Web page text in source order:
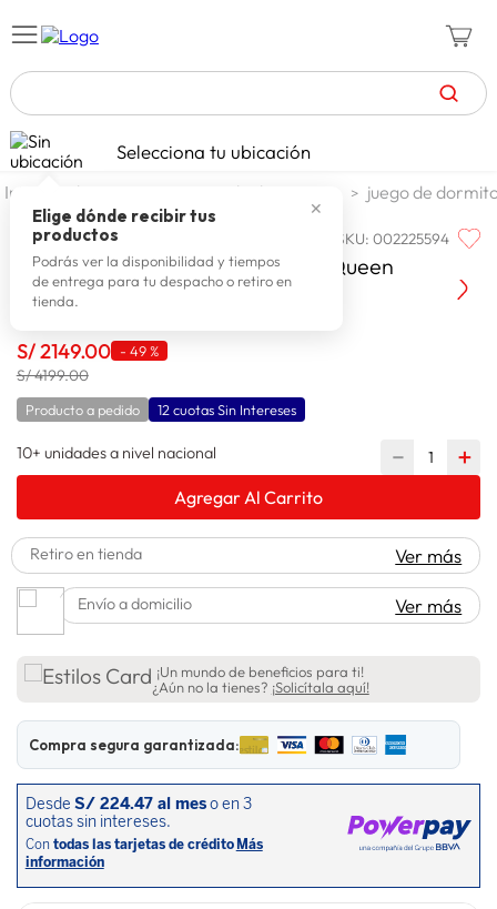
TÉRMINOS MÁS BUSCADOS
1. zapatillas mujer
2. celulares
3. zapatillas hombre
4. zapatillas
6. tv
7. spiderman
8 laptop
10. lavadora
Selecciona tu ubicación
✕
Elige dónde recibir tus
productos
Podrás ver la disponibilidad y tiempos
de entrega para tu despacho o retiro en
tienda.
dormitorio juego de dormitorio juego de
PARAISO SKU:002225594
Paraiso Dormitorio Royal Prince Queen
S/2149.00 - 49 %
S/ 4199.00
Producto a pedido 12 cuotas Sin Intereses
10+ unidades a nivel nacional ＋
－
Agregar Al Carrito
Retiro en tienda Ver más
Envío a domicilio Ver más
¡Un mundo de beneficios para ti!
¿Aún no la tienes? ¡Solicítala aquí!
Compra segura garantizada: